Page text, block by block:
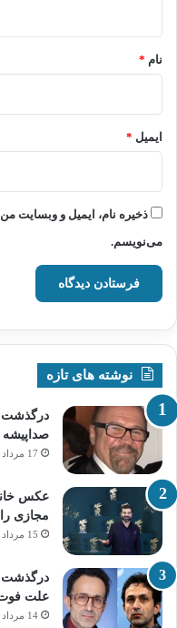
نام *
ایمیل *
ذخیره نام، ایمیل و وبسایت
می‌نویسم.
نوشته های تازه
درگذشت
17 مرداد 1405
عکس
مجازی
15 مرداد 1405
درگذشت
علت
14 مرداد 1405